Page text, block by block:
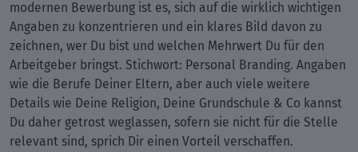
modernen Bewerbung ist es, sich auf die wirklich wichtigen
Angaben zu konzentrieren und ein klares Bild davon zu
zeichnen, wer Du bist und welchen Mehrwert Du für den
Arbeitgeber bringst. Stichwort: Personal Branding. Angaben
wie die Berufe Deiner Eltern, aber auch viele weitere
Details wie Deine Religion, Deine Grundschule & Co kannst
Du daher getrost weglassen, sofern sie nicht für die Stelle
relevant sind, sprich Dir einen Vorteil verschaffen.